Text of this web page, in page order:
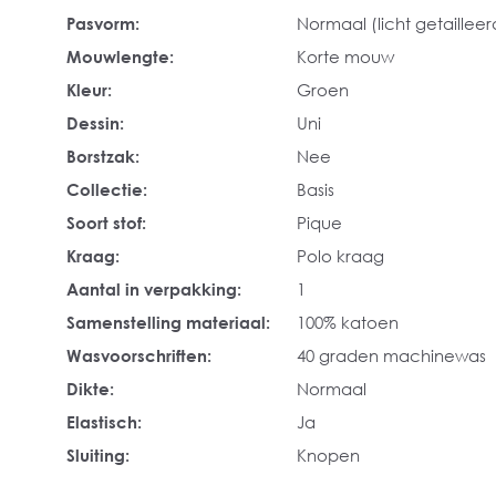
Pasvorm:
Normaal (licht
Mouwlengte:
Korte mouw
Kleur:
Groen
Dessin:
Uni
Borstzak:
Nee
Collectie:
Basis
Soort stof:
Pique
Kraag:
Polo kraag
Aantal in verpakking:
1
Samenstelling materiaal:
100% katoen
Wasvoorschriften:
40 graden machinewas
Dikte:
Normaal
Elastisch:
Ja
Sluiting:
Knopen